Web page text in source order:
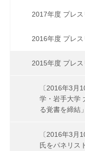
2017年度 プレ
2016年度 プレ
2015年度 プレ
〔2016年3月
学・岩手大学
る覚書を締結」
〔2016年3月
氏をパネリス